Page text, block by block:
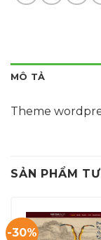
MÔ TẢ
Theme
SẢN PHẨM
-30%